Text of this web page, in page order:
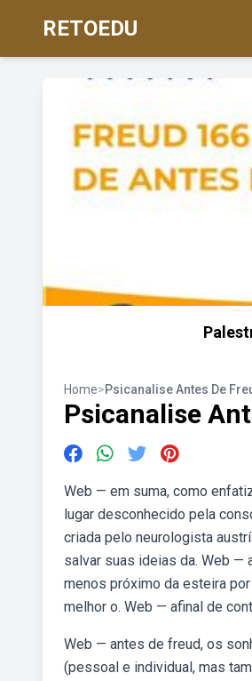
RETOEDU
Home>Psicanalise Antes De
Psicanalise
Web — em suma, como
lugar desconhecido pela
criada pelo neurologista
salvar suas ideias da. Web —
menos próximo da esteira
melhor o. Web — afinal de
Web — antes de freud, os
(pessoal e individual, mas